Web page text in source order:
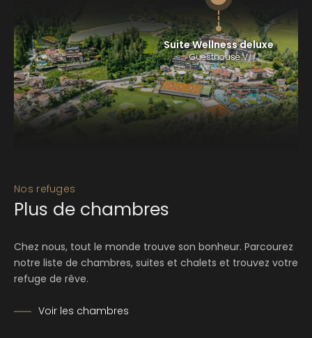
Suite Wellness deluxe
Guesthouse V
Plus de chambres
Nos refuges
Chez nous, tout le monde trouve son bonheur. Parcourez
notre liste de chambres, suites et chalets et trouvez votre
refuge de rêve.
Voir les chambres